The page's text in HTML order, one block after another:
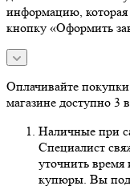
информацию,
кнопку «Оформить
Оплачивайте
магазине доступно 3
Наличные при
Специалист
уточнить время
купюры. Вы